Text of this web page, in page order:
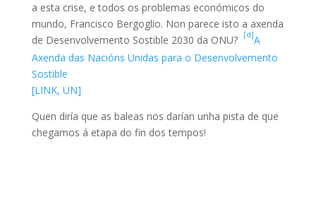
a esta crise, e todos os problemas económicos do
mundo, Francisco Bergoglio. Non parece isto a axenda
de Desenvolvemento Sostible 2030 da ONU?
[d]A
Axenda das Nacións Unidas para o Desenvolvemento
Sostible
[LINK, UN]
Quen diría que as baleas nos darían unha pista de que
chegamos á etapa do fin dos tempos!